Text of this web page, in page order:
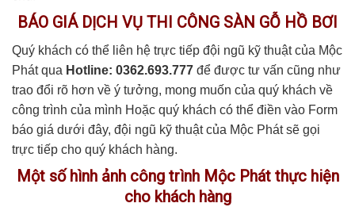
BÁO GIÁ DỊCH VỤ THI CÔNG SÀN GỖ HỒ BƠI
Quý khách có thể liên hệ trực tiếp đội ngũ kỹ thuật của Mộc
Phát qua Hotline: 0362.693.777 để được tư vấn cũng như
trao đổi rõ hơn về ý tưởng, mong muốn của quý khách về
công trình của mình Hoặc quý khách có thể điền vào Form
báo giá dưới đây, đội ngũ kỹ thuật của Mộc Phát sẽ gọi
trực tiếp cho quý khách hàng.
Một số hình ảnh công trình Mộc Phát thực hiện
cho khách hàng